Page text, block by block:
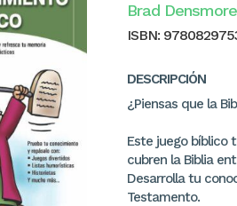
Brad Densmore
ISBN:
DESCRIPCIÓN
¿Piensas que la
Este juego bíblico
cubren la Biblia
Desarrolla tu
Testamento.